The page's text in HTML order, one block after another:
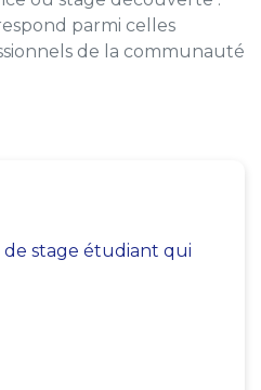
parmi celles
de la communauté
stage étudiant qui